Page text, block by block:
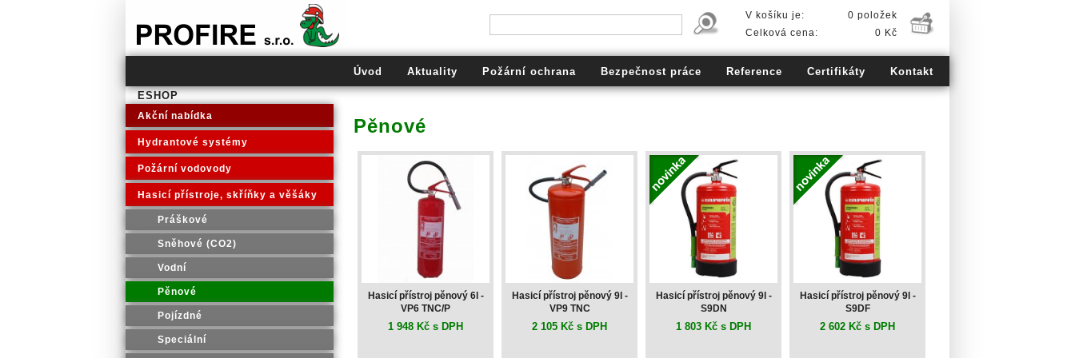
Úvod Aktuality Požární ochrana Bezpečnost práce Reference Certifikáty
Kontakt
ESHOP
Akční nabídka
Hydrantové systémy
Požární vodovody
Hasicí přístroje, skříňky a věšáky
Práškové
Sněhové (CO2)
Vodní
Pěnové
Pojízdné
Speciální
Pěnové
Hasicí přístroj pěnový 6l -
VP6 TNC/P
1 948 Kč s DPH
Hasicí přístroj pěnový 9l -
VP9 TNC
2 105 Kč s DPH
Hasicí přístroj pěnový 9l -
S9DN
1 803 Kč s DPH
Hasicí přístroj pěnový 9l -
S9DF
2 602 Kč s DPH
V košíku je:
0 položek
Celková cena:
0 Kč